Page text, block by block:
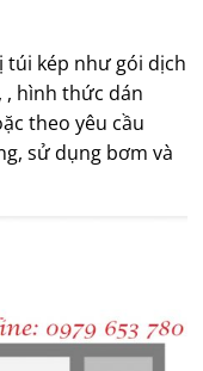
túi kép như gói dịch
, hình thức dán
theo yêu cầu
sử dụng bơm và